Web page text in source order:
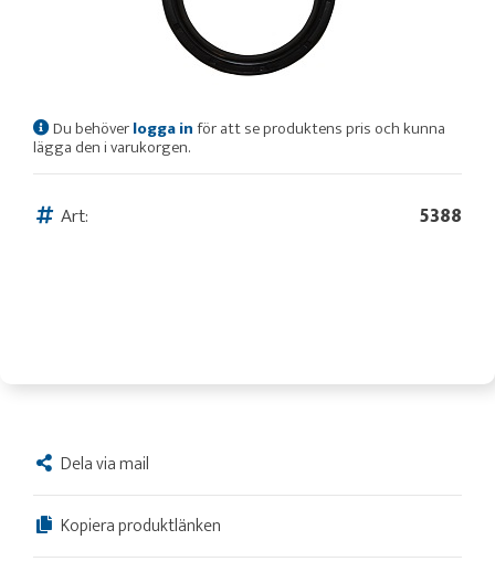
Du behöverlogga inför att se produktens pris och kunna
lägga den i varukorgen.
Art: 5388
Dela via mail
Kopiera produktlänken